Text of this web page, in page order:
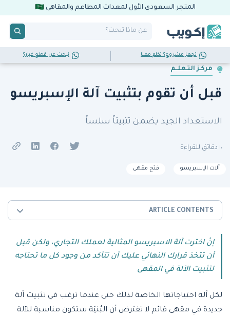
المتجر السعودي الأول لمعدات المطاعم والمقاهي
تجهز مشروع؟ تكلم معنا تبحث عن قطع غيار؟
مركـز التـعلــم
قبل أن تقوم بتثبيت آلة الإسبريسو
الاستعداد الجيد يضمن تثبيتاً سلساً
١٠ دقائق للقراءة
آلات الإسبريسو فتح مقهى
ARTICLE CONTENTS
إنْ اخترت آلة الاسبريسو المثالية لعملك التجاري، ولكن قبل
أن تتخذ قرارك النهائي عليك أن تتأكد من وجود كل ما تحتاجه
لتثبيت الآلة في المقهى
لكل آلة احتياجاتها الخاصة لذلك حتى عندما ترغب في تثبيت آلة
جديدة في مقهى قائم لا تفترض أن البُنيَة ستكون مناسبة للآلة